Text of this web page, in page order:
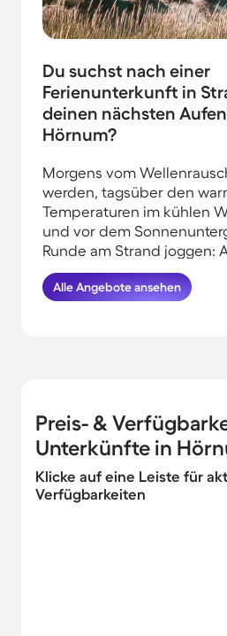
Du suchst nach einer
Ferienunterkunft in
deinen nächsten
Hörnum?
Morgens vom
werden, tagsüber den
Temperaturen im kühlen
und vor dem
Runde am Strand joggen:
erleben, wenn du deinen
Strandnähe in Hörnum
nachhause.
Alle Angebote ansehen
Preis- &
Unterkünfte in
Klicke auf eine Leiste für
Verfügbarkeiten